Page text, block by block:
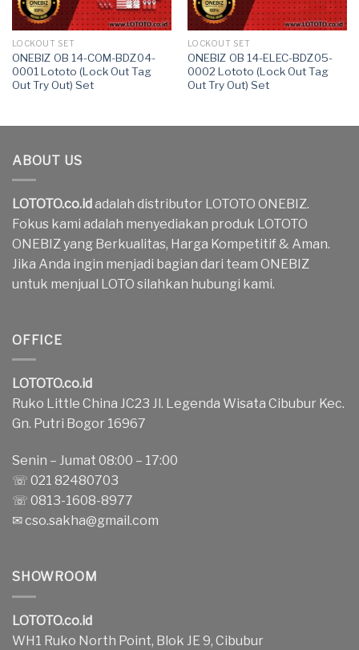
LOCKOUT SET
ONEBIZ OB 14-COM-BDZ04-
0001 Lototo (Lock Out Tag
Out Try Out) Set
LOCKOUT SET
ONEBIZ OB 14-ELEC-BDZ05-
0002 Lototo (Lock Out Tag
Out Try Out) Set
ABOUT US
LOTOTO.co.idadalah distributor LOTOTO ONEBIZ.
Fokus kami adalah menyediakan produk LOTOTO
ONEBIZ yang Berkualitas, Harga Kompetitif & Aman.
Jika Anda ingin menjadi bagian dari team ONEBIZ
untuk menjual LOTO silahkan hubungi kami.
OFFICE
LOTOTO.co.id
Ruko Little China JC23 Jl. Legenda Wisata Cibubur Kec.
Gn. Putri Bogor 16967
Senin – Jumat 08:00 – 17:00
☏ 021 82480703
☏ 0813-1608-8977
✉cso.sakha@gmail.com
SHOWROOM
LOTOTO.co.id
WH1 Ruko North Point, Blok JE 9, Cibubur